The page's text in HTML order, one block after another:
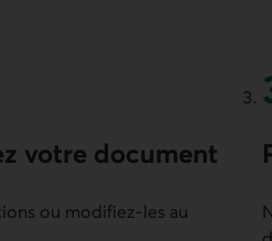
votre document
ou modifiez-les au